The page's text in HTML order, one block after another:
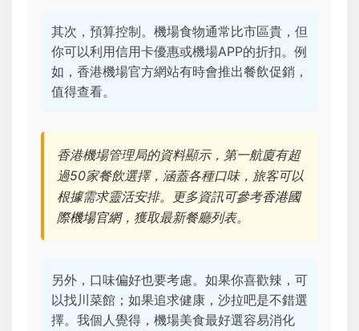
其次，預算控制。機場食物通常比市區貴，但
你可以利用信用卡優惠或機場APP的折扣。例
如，香港機場官方網站有時會推出餐飲促銷，
值得查看。
香港機場管理局的資料顯示，第一航廈有超
過50家餐飲選擇，涵蓋各種口味，旅客可以
根據需求靈活安排。更多資訊可參考香港國
際機場官網，獲取最新餐廳列表。
另外，口味偏好也要考慮。如果你喜歡辣，可
以找川菜館；如果追求健康，沙拉吧是不錯選
擇。我個人覺得，機場美食最好選容易消化